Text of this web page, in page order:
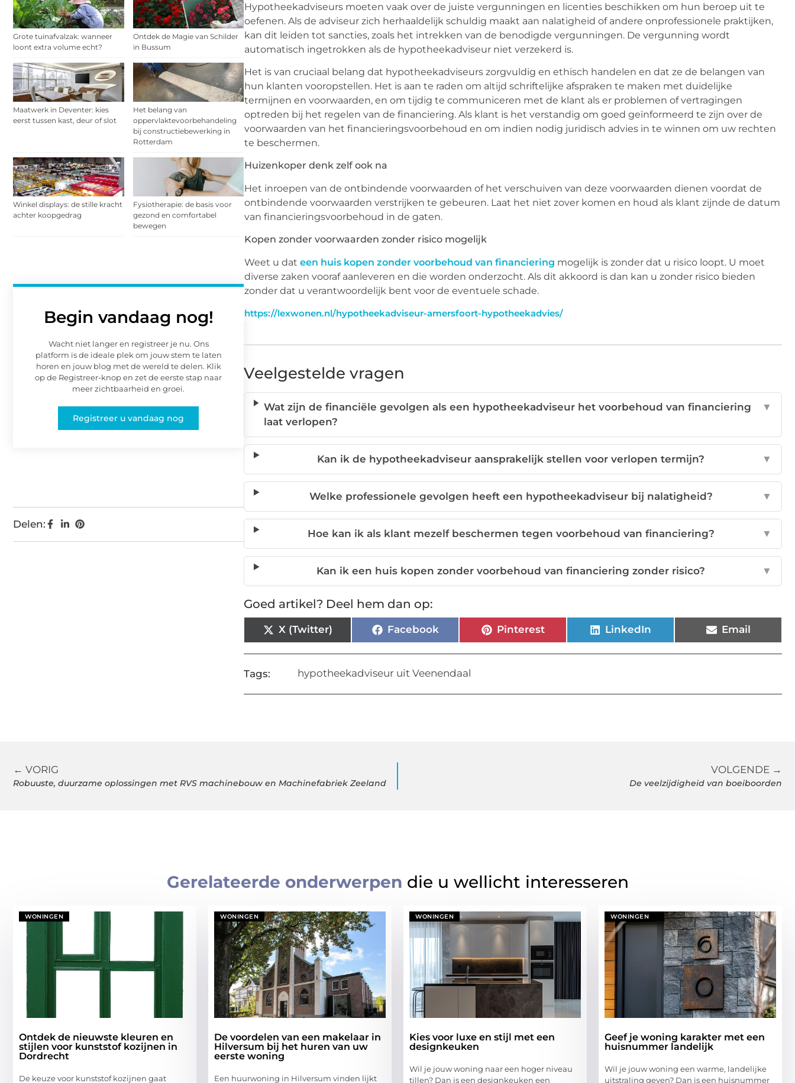
Grote tuinafvalzak: wanneer
loont extra volume echt?
Ontdek de Magie van Schilder
in Bussum
Maatwerk in Deventer: kies
eerst tussen kast, deur of slot
Het belang van
oppervlaktevoorbehandeling
bij constructiebewerking in
Rotterdam
Winkel displays: de stille kracht
achter koopgedrag
Fysiotherapie: de basis voor
gezond en comfortabel
bewegen
Begin vandaag nog!
Wacht niet langer en registreer je nu. Ons
platform is de ideale plek om jouw stem te laten
horen en jouw blog met de wereld te delen. Klik
op de Registreer-knop en zet de eerste stap naar
meer zichtbaarheid en groei.
Registreer u vandaag nog
Delen:
Hypotheekadviseurs moeten vaak over de juiste vergunningen en licenties beschikken om hun beroep uit te
oefenen. Als de adviseur zich herhaaldelijk schuldig maakt aan nalatigheid of andere onprofessionele praktijken,
kan dit leiden tot sancties, zoals het intrekken van de benodigde vergunningen. De vergunning wordt
automatisch ingetrokken als de hypotheekadviseur niet verzekerd is.
Het is van cruciaal belang dat hypotheekadviseurs zorgvuldig en ethisch handelen en dat ze de belangen van
hun klanten vooropstellen. Het is aan te raden om altijd schriftelijke afspraken te maken met duidelijke
termijnen en voorwaarden, en om tijdig te communiceren met de klant als er problemen of vertragingen
optreden bij het regelen van de financiering. Als klant is het verstandig om goed geïnformeerd te zijn over de
voorwaarden van het financieringsvoorbehoud en om indien nodig juridisch advies in te winnen om uw rechten
te beschermen.
Huizenkoper denk zelf ook na
Het inroepen van de ontbindende voorwaarden of het verschuiven van deze voorwaarden dienen voordat de
ontbindende voorwaarden verstrijken te gebeuren. Laat het niet zover komen en houd als klant zijnde de datum
van financieringsvoorbehoud in de gaten.
Kopen zonder voorwaarden zonder risico mogelijk
Weet u dat een huis kopen zonder voorbehoud van financiering mogelijk is zonder dat u risico loopt. U moet
diverse zaken vooraf aanleveren en die worden onderzocht. Als dit akkoord is dan kan u zonder risico bieden
zonder dat u verantwoordelijk bent voor de eventuele schade.
https://lexwonen.nl/hypotheekadviseur-amersfoort-hypotheekadvies/
Veelgestelde vragen
Wat zijn de financiële gevolgen als een hypotheekadviseur het voorbehoud van financiering
laat verlopen?
▼
Kan ik de hypotheekadviseur aansprakelijk stellen voor verlopen termijn? ▼
Welke professionele gevolgen heeft een hypotheekadviseur bij nalatigheid? ▼
Hoe kan ik als klant mezelf beschermen tegen voorbehoud van financiering? ▼
Kan ik een huis kopen zonder voorbehoud van financiering zonder risico? ▼
Goed artikel? Deel hem dan op:
X (Twitter) Facebook Pinterest LinkedIn Email
Tags: hypotheekadviseur uit Veenendaal
← VORIG
Robuuste, duurzame oplossingen met RVS machinebouw en Machinefabriek Zeeland
VOLGENDE →
De veelzijdigheid van boeiboorden
Gerelateerde onderwerpen die u wellicht interesseren
WONINGEN
Ontdek de nieuwste kleuren en
stijlen voor kunststof kozijnen in
Dordrecht
De keuze voor kunststof kozijnen gaat
WONINGEN
De voordelen van een makelaar in
Hilversum bij het huren van uw
eerste woning
Een huurwoning in Hilversum vinden lijkt
WONINGEN
Kies voor luxe en stijl met een
designkeuken
Wil je jouw woning naar een hoger niveau
tillen? Dan is een designkeuken een
WONINGEN
Geef je woning karakter met een
huisnummer landelijk
Wil je jouw woning een warme, landelijke
uitstraling geven? Dan is een huisnummer